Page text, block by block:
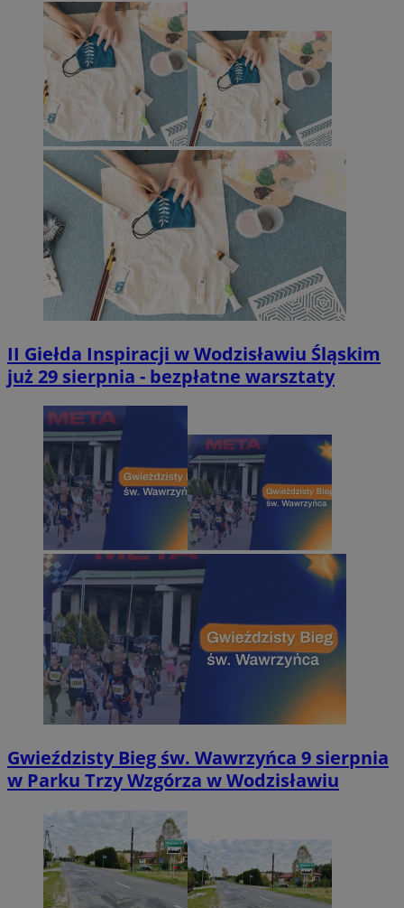
II Giełda Inspiracji w Wodzisławiu Śląskim
już 29 sierpnia - bezpłatne warsztaty
Gwieździsty Bieg św. Wawrzyńca 9 sierpnia
w Parku Trzy Wzgórza w Wodzisławiu